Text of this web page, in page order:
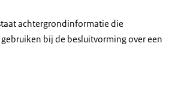
achtergrondinformatie die
bij de besluitvorming over een